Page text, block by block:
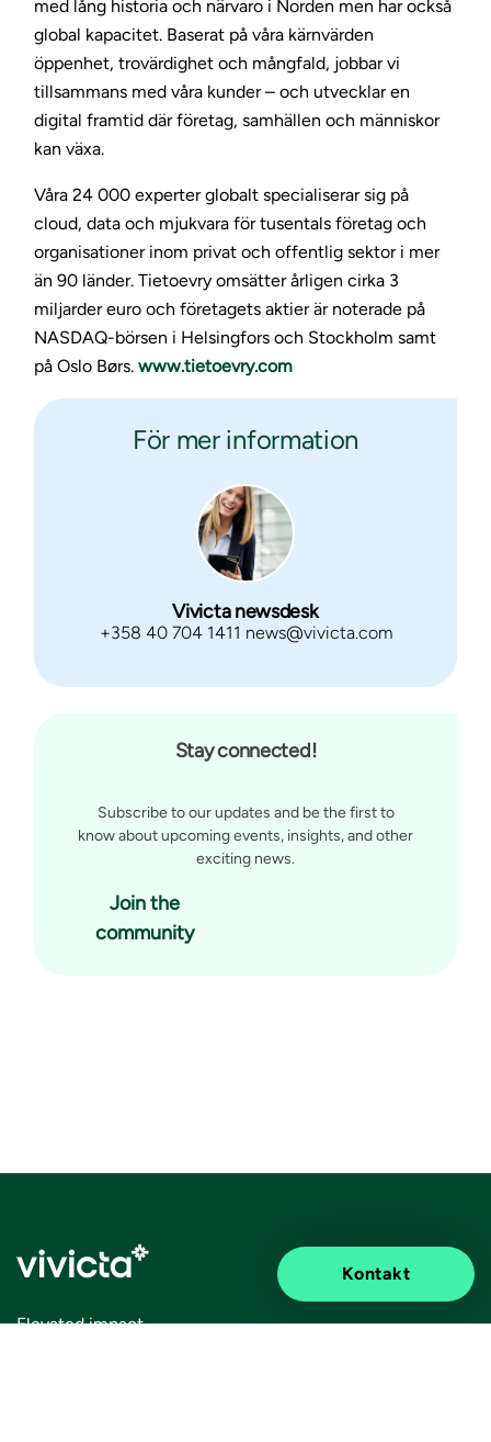
med lång historia och närvaro i Norden men har också
global kapacitet. Baserat på våra kärnvärden
öppenhet, trovärdighet och mångfald, jobbar vi
tillsammans med våra kunder – och utvecklar en
digital framtid där företag, samhällen och människor
kan växa.
Våra 24 000 experter globalt specialiserar sig på
cloud, data och mjukvara för tusentals företag och
organisationer inom privat och offentlig sektor i mer
än 90 länder. Tietoevry omsätter årligen cirka 3
miljarder euro och företagets aktier är noterade på
NASDAQ-börsen i Helsingfors och Stockholm samt
på Oslo Børs. www.tietoevry.com
För mer information
Vivicta newsdesk
+358 40 704 1411 news@vivicta.com
Kontakt
Stay connected!
Subscribe to our updates and be the first to
know about upcoming events, insights, and other
exciting news.
Join the
community
Elevated impact.